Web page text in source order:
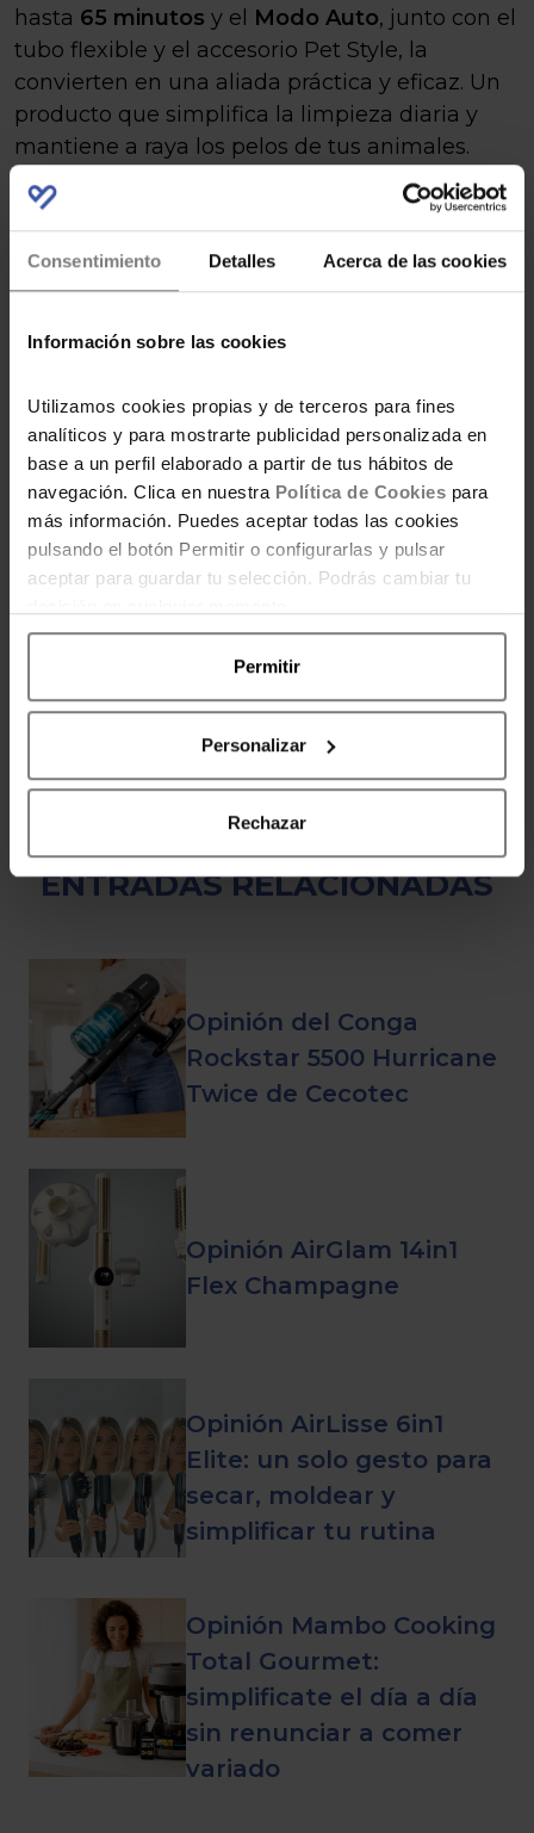
Consentimiento Detalles Acerca de las cookies
Información sobre las cookies
Utilizamos cookies propias y de terceros para fines
analíticos y para mostrarte publicidad personalizada en
base a un perfil elaborado a partir de tus hábitos de
navegación. Clica en nuestra Política de Cookies para
más información. Puedes aceptar todas las cookies
pulsando el botón Permitir o configurarlas y pulsar
aceptar para guardar tu selección. Podrás cambiar tu
Permitir
Personalizar
Rechazar
hasta 65 minutos y el Modo Auto, junto con el
tubo flexible y el accesorio Pet Style, la
convierten en una aliada práctica y eficaz. Un
producto que simplifica la limpieza diaria y
mantiene a raya los pelos de tus animales.
Puedes ver aquí todos los detalles de Conga
Rockstar RS90 Pet Flex y OBTENERLO CON
EL ENLACE DE NUESTRA COMUNIDAD
nuestra política de divulgación
POR AHORRADORAS
Por equipo editorial de Ahorradoras,
de forma inteligente, tomar decisiones
de compra inteligentes y mejorar tu
bienestar económico día a día.
ENTRADAS RELACIONADAS
Opinión del Conga
Rockstar 5500 Hurricane
Twice de Cecotec
Opinión AirGlam 14in1
Flex Champagne
Opinión AirLisse 6in1
Elite: un solo gesto para
secar, moldear y
simplificar tu rutina
Opinión Mambo Cooking
Total Gourmet:
simplificate el día a día
sin renunciar a comer
variado